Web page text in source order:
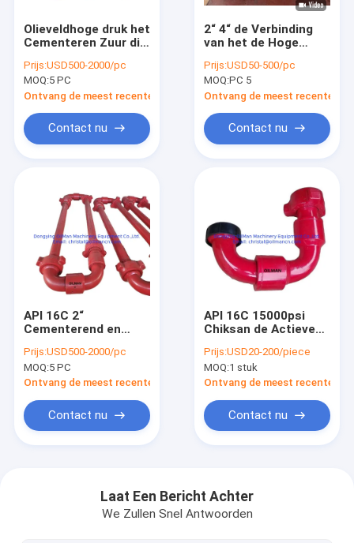
Olieveldhoge druk het
Cementeren Zuur die
Integrale Fig1502
breken
Prijs:USD500-2000/pc
MOQ:5 PC
Ontvang de meest recente Prijs
Contact nu
2“ 4“ de Verbinding
van het de Hoge
Bronassemblage
voor de Boring van
het Oliegas
Prijs:USD50-500/pc
MOQ:PC 5
Ontvang de meest recente
Contact nu
API 16C 2“
Cementerend en
Slanglijn FIG. 1502
105MPa van Chiksan
Prijs:USD500-2000/pc
MOQ:5 PC
Ontvang de meest recente Prijs
Contact nu
API 16C 15000psi
Chiksan de Actieve
Wartelverbinding
voor het Materiaal
van de Olieveldbron
Prijs:USD20-200/piece
MOQ:1 stuk
Ontvang de meest recente
Contact nu
Laat Een Bericht Achter
We Zullen Snel Antwoorden